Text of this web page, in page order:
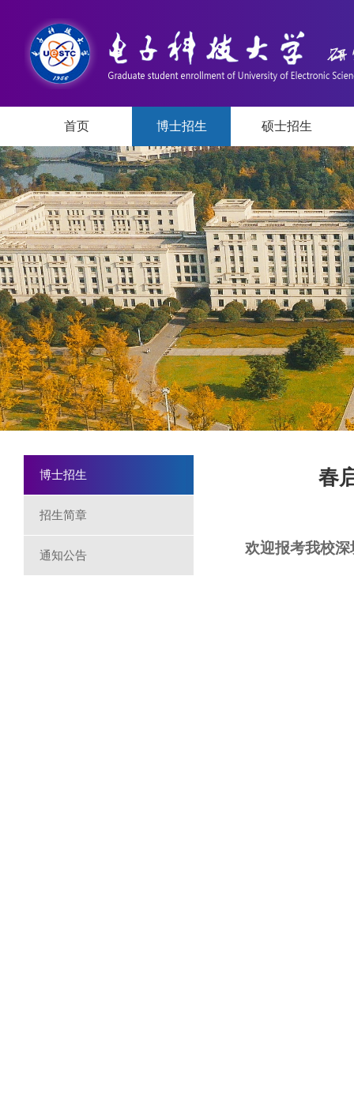
首页 博士招生 硕士招生
博士招生
招生简章
通知公告
春
欢迎报考我校